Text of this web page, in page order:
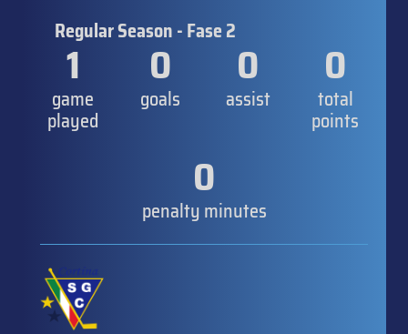
Regular Season - Fase 2
1
game
played
0
goals
0
assist
0
total
points
0
penalty minutes